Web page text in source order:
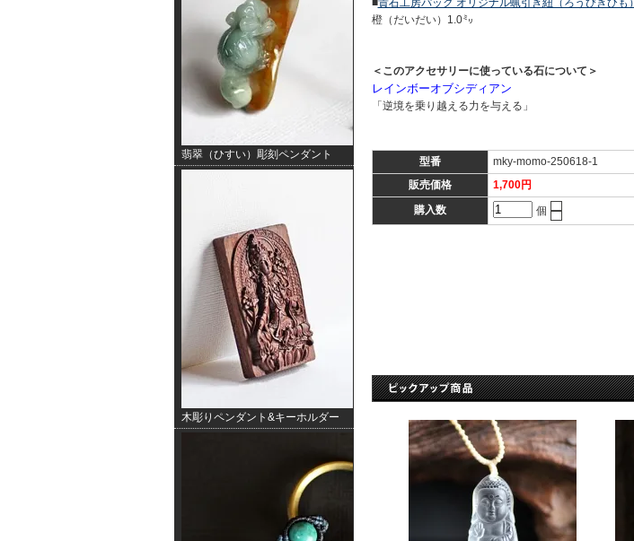
翡翠（ひすい）彫刻ペンダント
木彫りペンダント&キーホルダー
■貴石工房パック オリジナル蝋引き紐（ろうびきひも）
橙（だいだい）1.0㍉
＜このアクセサリーに使っている石について＞
レインボーオブシディアン
「逆境を乗り越える力を与える」
型番
mky-momo-250618-1
販売価格
1,700円
購入数
個